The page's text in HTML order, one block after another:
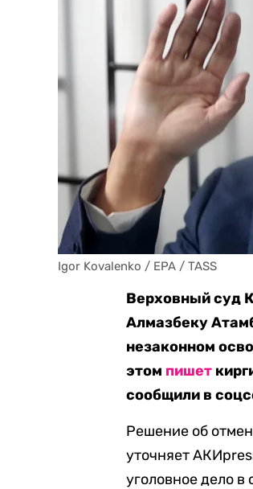
Igor Kovalenko / EPA / TASS
Верховный суд
Алмазбеку
незаконном
этом пишет
сообщили в
Решение об
уточняет
уголовное дело